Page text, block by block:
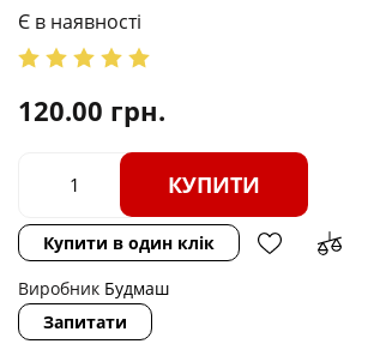
Є в наявності
120.00 грн.
КУПИТИ
Купити в один клік
Виробник Будмаш
Запитати